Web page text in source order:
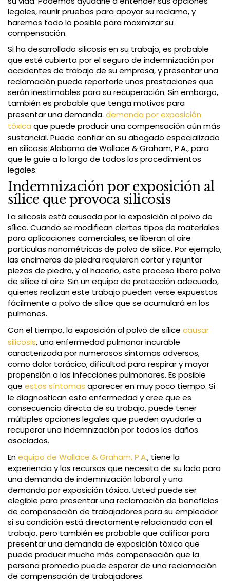
legales, reunir pruebas para apoyar su reclamo, y
haremos todo lo posible para maximizar su
compensación.
Si ha desarrollado silicosis en su trabajo, es probable
que esté cubierto por el seguro de indemnización por
accidentes de trabajo de su empresa, y presentar una
reclamación puede reportarle unas prestaciones que
serán inestimables para su recuperación. Sin embargo,
también es probable que tenga motivos para
presentar una demanda. demanda por exposición
tóxica que puede producir una compensación aún más
sustancial. Puede confiar en su abogado especializado
en silicosis Alabama de Wallace & Graham, P.A., para
que le guíe a lo largo de todos los procedimientos
legales.
Indemnización por exposición al
sílice que provoca silicosis
La silicosis está causada por la exposición al polvo de
sílice. Cuando se modifican ciertos tipos de materiales
para aplicaciones comerciales, se liberan al aire
partículas nanométricas de polvo de sílice. Por ejemplo,
las encimeras de piedra requieren cortar y rejuntar
piezas de piedra, y al hacerlo, este proceso libera polvo
de sílice al aire. Sin un equipo de protección adecuado,
quienes realizan este trabajo pueden verse expuestos
fácilmente a polvo de sílice que se acumulará en los
pulmones.
Con el tiempo, la exposición al polvo de sílice causar
silicosis, una enfermedad pulmonar incurable
caracterizada por numerosos síntomas adversos,
como dolor torácico, dificultad para respirar y mayor
propensión a las infecciones pulmonares. Es posible
que estos síntomas aparecer en muy poco tiempo. Si
le diagnostican esta enfermedad y cree que es
consecuencia directa de su trabajo, puede tener
múltiples opciones legales que pueden ayudarle a
recuperar una indemnización por todos los daños
asociados.
Enequipo de Wallace & Graham, P.A., tiene la
experiencia y los recursos que necesita de su lado para
una demanda de indemnización laboral y una
demanda por exposición tóxica. Usted puede ser
elegible para presentar una reclamación de beneficios
de compensación de trabajadores para su empleador
si su condición está directamente relacionada con el
trabajo, pero también es probable que calificar para
presentar una demanda de exposición tóxica que
puede producir mucho más compensación que la
persona promedio puede esperar de una reclamación
de compensación de trabajadores.